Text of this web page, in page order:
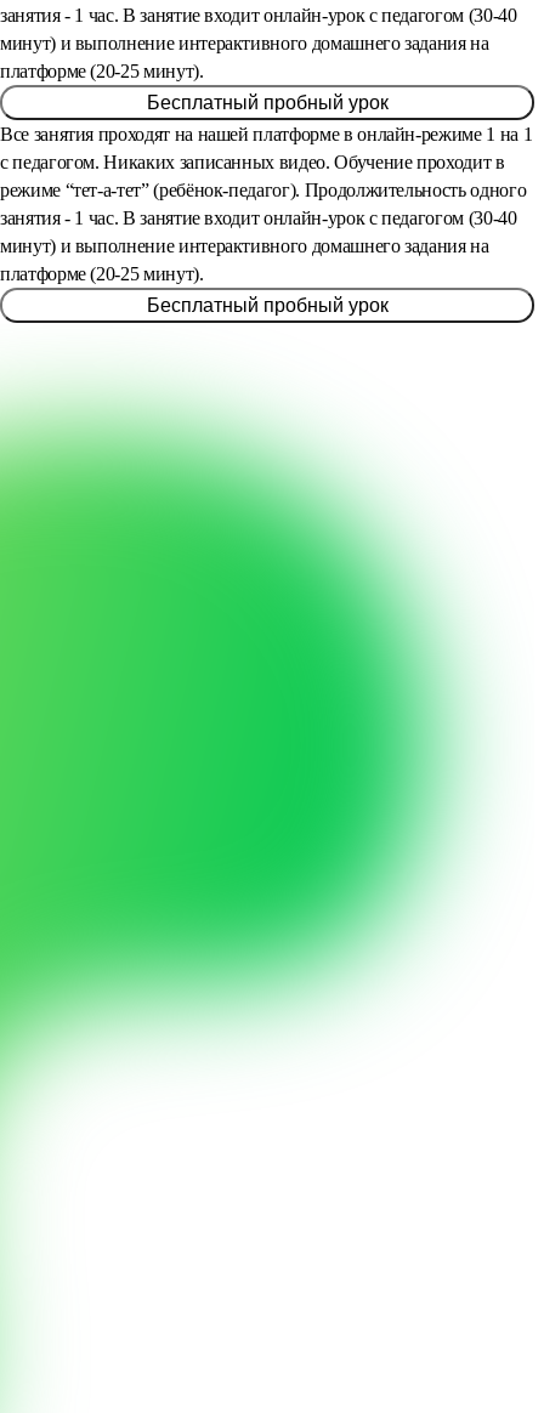
занятия - 1 час. В занятие входит онлайн-урок с педагогом (30-40
минут) и выполнение интерактивного домашнего задания на
платформе (20-25 минут).
Бесплатный пробный урок
Все занятия проходят на нашей платформе в онлайн-режиме 1 на 1
с педагогом. Никаких записанных видео. Обучение проходит в
режиме “тет-а-тет” (ребёнок-педагог). Продолжительность одного
занятия - 1 час. В занятие входит онлайн-урок с педагогом (30-40
минут) и выполнение интерактивного домашнего задания на
платформе (20-25 минут).
Бесплатный пробный урок